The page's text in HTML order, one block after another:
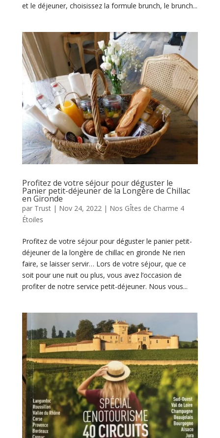
et le déjeuner, choisissez la formule brunch, le brunch...
Profitez de votre séjour pour déguster le
Panier petit-déjeuner de la Longère de Chillac
en Gironde
par Trust| Nov 24, 2022| Nos GÎtes de Charme 4
Étoiles
Profitez de votre séjour pour déguster le panier petit-
déjeuner de la longère de chillac en gironde Ne rien
faire, se laisser servir… Lors de votre séjour, que ce
soit pour une nuit ou plus, vous avez l’occasion de
profiter de notre service petit-déjeuner. Nous vous...